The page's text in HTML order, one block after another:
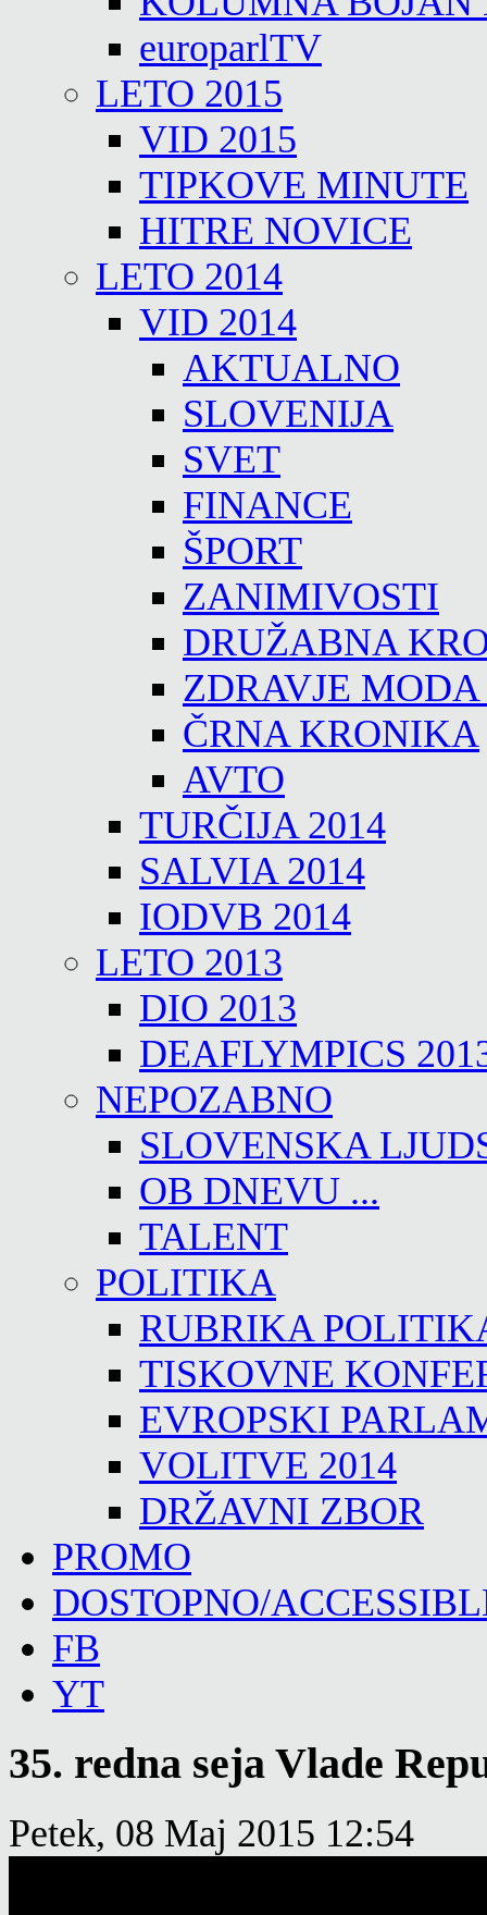
europarlTV
LETO 2015
VID 2015
TIPKOVE MINUTE
HITRE NOVICE
LETO 2014
VID 2014
AKTUALNO
SLOVENIJA
SVET
FINANCE
ŠPORT
ZANIMIVOSTI
DRUŽABNA
ZDRAVJE
ČRNA KRONIKA
AVTO
TURČIJA 2014
SALVIA 2014
IODVB 2014
LETO 2013
DIO 2013
DEAFLYMPICS
NEPOZABNO
SLOVENSKA
OB DNEVU ...
TALENT
POLITIKA
RUBRIKA
TISKOVNE
EVROPSKI
VOLITVE 2014
DRŽAVNI ZBOR
PROMO
DOSTOPNO/
FB
YT
35. redna seja Vlade
Petek, 08 Maj 2015 12:54